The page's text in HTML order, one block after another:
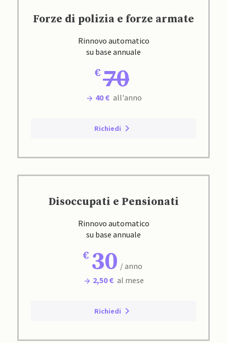
Forze di polizia e forze armate
Rinnovo automatico
su base annuale
70
40 € all'anno
Richiedi
Disoccupati e Pensionati
Rinnovo automatico
su base annuale
30 / anno
2,50 € al mese
Richiedi